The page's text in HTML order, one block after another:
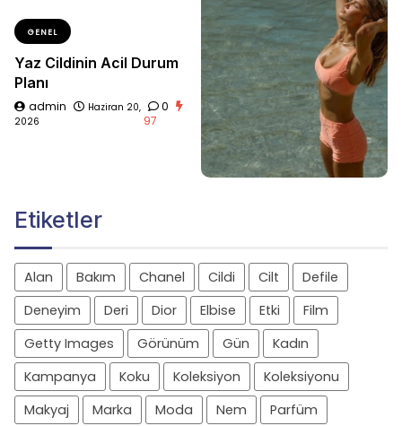
GENEL
Yaz Cildinin Acil Durum
Planı
admin
Haziran 20,
2026
0
97
Etiketler
Alan Bakım Chanel Cildi Cilt
Defile
Deneyim
Deri Dior Elbise Etki
Film
Getty Images
Görünüm Gün
Kadın
Kampanya
Koku Koleksiyon
Koleksiyonu
Makyaj
Marka Moda Nem
Parfüm